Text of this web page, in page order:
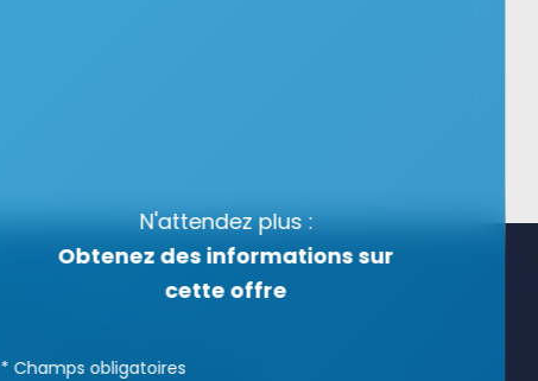
N'attendez plus :
Obtenez des informations sur
cette offre
* Champs obligatoires